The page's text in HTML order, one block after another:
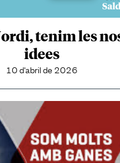
tenim les
idees
10 d'abril de 2026